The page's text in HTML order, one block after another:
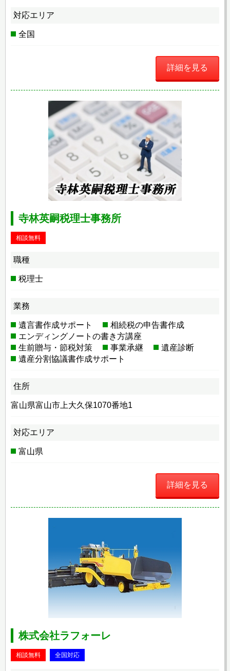
対応エリア
全国
詳細を見る
寺林英嗣税理士事務所
相談無料
職種
税理士
業務
遺言書作成サポート
相続税の申告書作成
エンディングノートの書き方講座
生前贈与・節税対策
事業承継
遺産診断
遺産分割協議書作成サポート
住所
富山県富山市上大久保1070番地1
対応エリア
富山県
詳細を見る
株式会社ラフォーレ
相談無料 全国対応